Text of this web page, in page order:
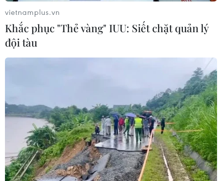
bước vào thử thách lớn nhất
03/08/2026 13:04
Đội tuyển Việt Nam đặt mục
tiêu 3 điểm, cảnh báo Indonesia
trước giờ G
03/08/2026 07:39
vietnamplus.vn
Khắc phục "Thẻ vàng" IUU: Siết chặt quản lý
đội tàu